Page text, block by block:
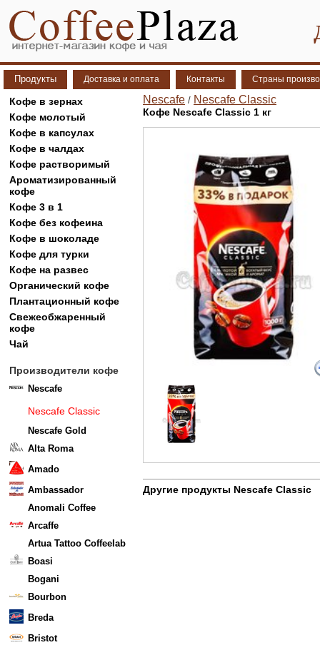
Продукты Доставка и оплата Контакты Страны
Кофе в зернах
Кофе молотый
Кофе в капсулах
Кофе в чалдах
Кофе растворимый
Ароматизированный
кофе
Кофе 3 в 1
Кофе без кофеина
Кофе в шоколаде
Кофе для турки
Кофе на развес
Органический кофе
Плантационный кофе
Свежеобжаренный
кофе
Чай
Производители кофе
Nescafe
Nescafe Classic
Nescafe Gold
Alta Roma
Amado
Ambassador
Anomali Coffee
Arcaffe
Artua Tattoo Coffeelab
Boasi
Bogani
Bourbon
Breda
Bristot
Nescafe / Nescafe Classic
Кофе Nescafe Classic 1 кг
Другие продукты Nescafe Classic